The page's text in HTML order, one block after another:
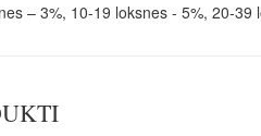
– 3%, 10-19 loksnes - 5%, 20-39